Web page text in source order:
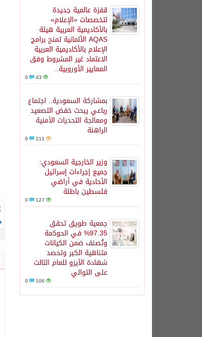
قفزة عالمية جديدة
لتخصصات «الإعلام»
بالأكاديمية العربية هيئة
AQAS الألمانية تمنح برامج
الإعلام بالأكاديمية العربية
الاعتماد غير المشروط وفق
المعايير الأوروبية..
43
بمشاركة السعودية.. اجتماع
رباعي يبحث خفض التصعيد
ومعالجة التحديات الأمنية
الراهنة
211
وزير الخارجية السعودي:
جميع إجراءات إسرائيل
الأحادية في أراضي
فلسطين باطلة
127
جمعية طويق تحقق
97.35% في الحوكمة
وتُصنف ضمن الكيانات
متناهية الكبر وتحصد
شهادة الآيزو للعام الثالث
على التوالي
106